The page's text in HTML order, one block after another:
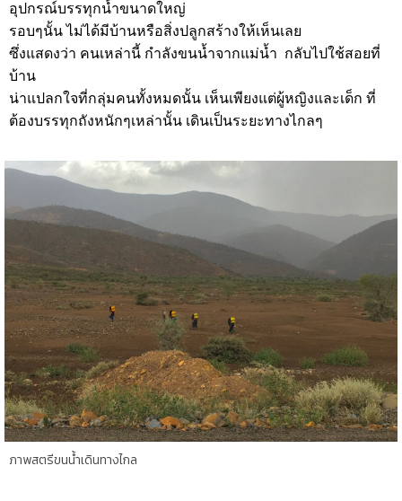
อุปกรณ์บรรทุกน้ำขนาดใหญ่
รอบๆนั้น ไม่ได้มีบ้านหรือสิ่งปลูกสร้างให้เห็นเลย
ซึ่งแสดงว่า คนเหล่านี้ กำลังขนน้ำจากแม่น้ำ กลับไปใช้สอยที่
บ้าน
น่าแปลกใจที่กลุ่มคนทั้งหมดนั้น เห็นเพียงแต่ผู้หญิงและเด็ก ที่
ต้องบรรทุกถังหนักๆเหล่านั้น เดินเป็นระยะทางไกลๆ
ภาพสตรีขนน้ำเดินทางไกล